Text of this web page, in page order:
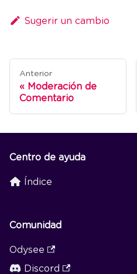
Sugerir un cambio
Anterior
Moderación de
Comentario
Centro de ayuda
Índice
Comunidad
Odysee
Discord